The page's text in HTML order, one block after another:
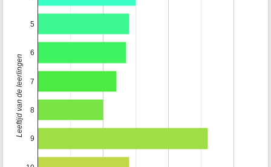
5
6
7
8
9
Leeftijd van de leerlingen